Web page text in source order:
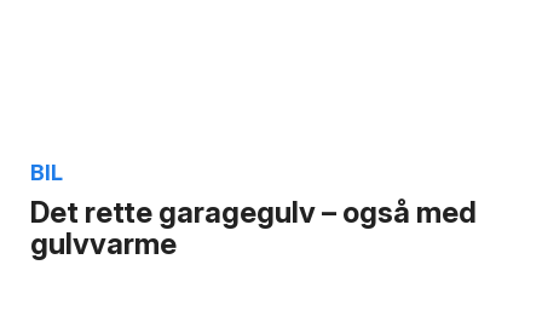
Det rette garagegulv – også med
gulvvarme
BIL